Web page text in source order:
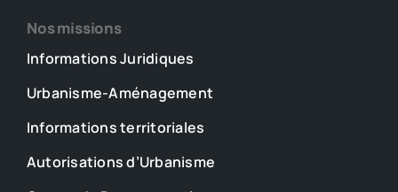
Nos missions
Informations Juridiques
Urbanisme-Aménagement
Informations territoriales
Autorisations d’Urbanisme